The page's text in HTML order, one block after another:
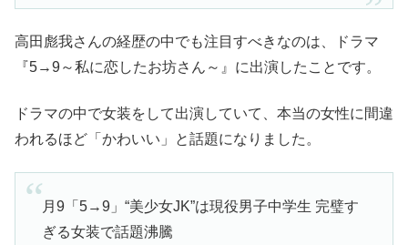
高田彪我さんの経歴の中でも注目すべきなのは、ドラマ
『5→9～私に恋したお坊さん～』に出演したことです。
ドラマの中で女装をして出演していて、本当の女性に間違
われるほど「かわいい」と話題になりました。
月9「5→9」“美少女JK”は現役男子中学生 完璧す
ぎる女装で話題沸騰